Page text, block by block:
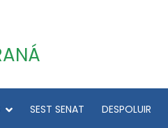
SEST SENAT DESPOLUIR